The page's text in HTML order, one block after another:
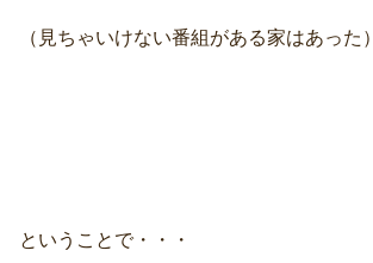
（見ちゃいけない番組がある家はあった）
ということで・・・